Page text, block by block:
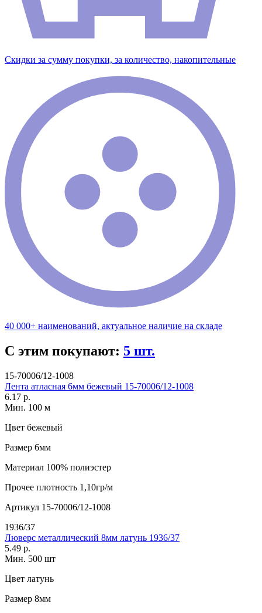
Скидки за сумму покупки, за количество, накопительные
40 000+ наименований, актуальное наличие на складе
С этим покупают: 5 шт.
15-70006/12-1008
Лента атласная 6мм бежевый 15-70006/12-1008
6.17 р.
Мин. 100 м
Цвет бежевый
Размер 6мм
Материал 100% полиэстер
Прочее плотность 1,10гр/м
Артикул 15-70006/12-1008
1936/37
Люверс металлический 8мм латунь 1936/37
5.49 р.
Мин. 500 шт
Цвет латунь
Размер 8мм